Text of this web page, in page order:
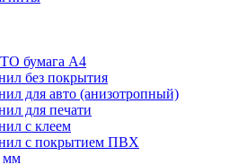
бумага А4
без покрытия
для авто (анизотропный)
для печати
с клеем
с покрытием ПВХ
мм